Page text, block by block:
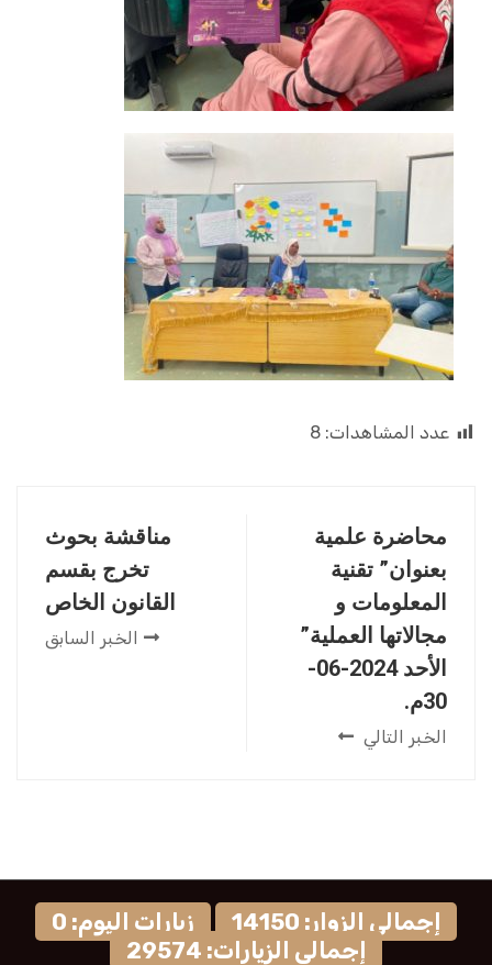
عدد المشاهدات: 8
مناقشة بحوث
تخرج بقسم
القانون الخاص
الخبر السابق
محاضرة علمية
بعنوان” تقنية
المعلومات و
مجالاتها العملية”
الأحد 2024-06-
30م.
الخبر التالي
إجمالي الزوار: 14150
زيارات اليوم: 0
إجمالي الزيارات: 29574